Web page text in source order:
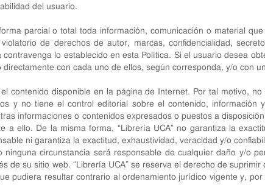
del usuario.
parcial o total toda información, comunicación o material
de derechos de autor, marcas, confidencialidad,
lo establecido en esta Política. Si el usuario desea
con cada uno de ellos, según corresponda, y/o con
contenido disponible en la página de Internet. Por tal motivo,
y no tiene el control editorial sobre el contenido, información
informaciones o contenidos expresados o puestos a
ello. De la misma forma, “Librería UCA” no garantiza la
ni garantiza la exactitud, exhaustividad, veracidad y/o
circunstancia será responsable de cualquier daño y/o
su sitio web. “Librería UCA” se reserva el derecho de
pudiera resultar contrario al ordenamiento jurídico vigente y,